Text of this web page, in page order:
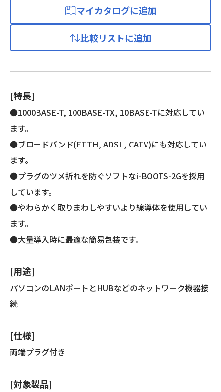
ー
ラ
簡
易
包
装)
個
マイカタログに追加
比較リストに追加
[特長]
●1000BASE-T, 100BASE-TX, 10BASE-Tに対応してい
ます。
●ブロードバンド(FTTH, ADSL, CATV)にも対応してい
ます。
●プラグのツメ折れを防ぐソフトなi-BOOTS-2Gを採用
しています。
●やわらかく取りまわしやすいより線導体を使用してい
ます。
●大量導入時に最適な簡易包装です。
[用途]
パソコンのLANポートとHUBなどのネットワーク機器接
続
[仕様]
両端プラグ付き
[対象製品]